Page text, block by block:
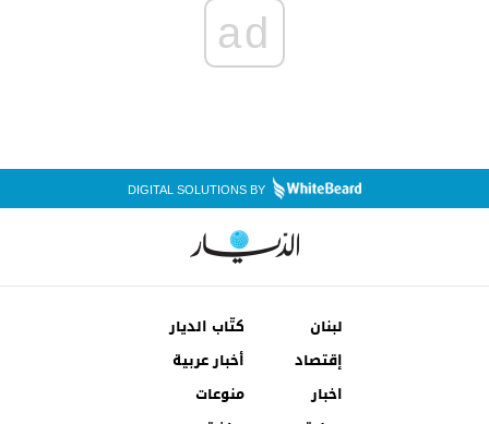
ad
DIGITAL SOLUTIONS BY
لبنان
كتّاب الديار
إقتصاد
أخبار عربية
اخبار
منوعات